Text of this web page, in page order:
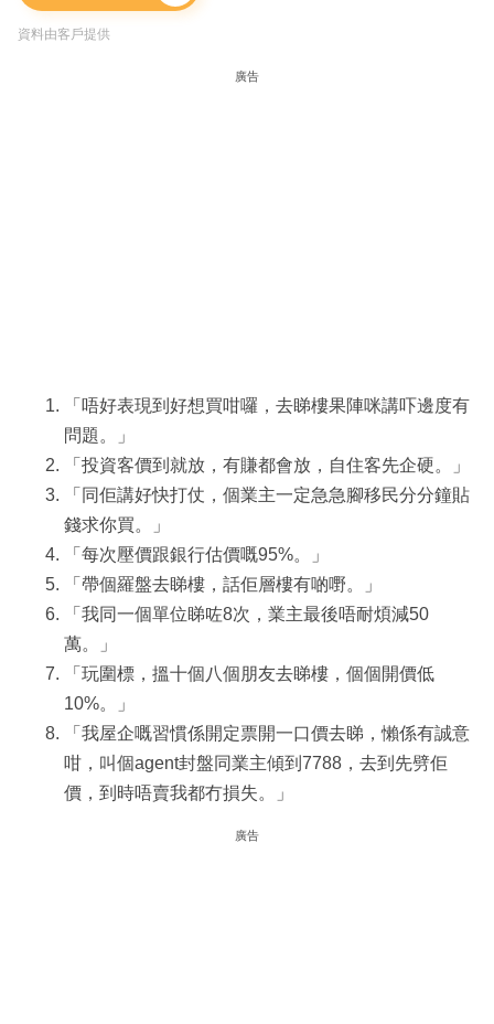
資料由客戶提供
廣告
「唔好表現到好想買咁囉，去睇樓果陣咪講吓邊度有
問題。」
「投資客價到就放，有賺都會放，自住客先企硬。」
「同佢講好快打仗，個業主一定急急腳移民分分鐘貼
錢求你買。」
「每次壓價跟銀行估價嘅95%。」
「帶個羅盤去睇樓，話佢層樓有啲嘢。」
「我同一個單位睇咗8次，業主最後唔耐煩減50
萬。」
「玩圍標，搵十個八個朋友去睇樓，個個開價低
10%。」
「我屋企嘅習慣係開定票開一口價去睇，懶係有誠意
咁，叫個agent封盤同業主傾到7788，去到先劈佢
價，到時唔賣我都冇損失。」
廣告